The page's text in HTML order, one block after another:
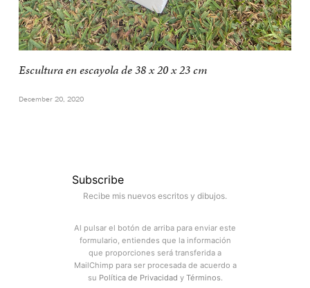
Escultura en escayola de 38 x 20 x 23 cm
December 20, 2020
Subscribe
Recibe mis nuevos escritos y dibujos.
Al pulsar el botón de arriba para enviar este
formulario, entiendes que la información
que proporciones será transferida a
MailChimp para ser procesada de acuerdo a
su Política de Privacidad y Términos.